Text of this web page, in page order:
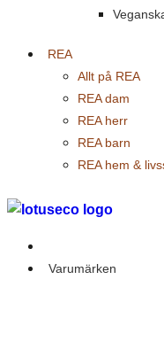
REA
Allt på REA
REA dam
REA herr
REA barn
REA hem &
Varumärken